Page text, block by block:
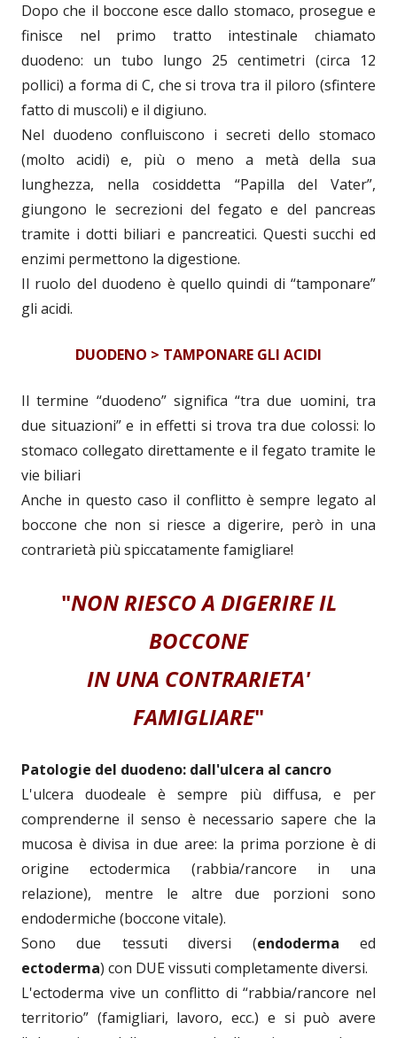
Dopo che il boccone esce dallo stomaco, prosegue e
finisce nel primo tratto intestinale chiamato
duodeno: un tubo lungo 25 centimetri (circa 12
pollici) a forma di C, che si trova tra il piloro (sfintere
fatto di muscoli) e il digiuno.
Nel duodeno confluiscono i secreti dello stomaco
(molto acidi) e, più o meno a metà della sua
lunghezza, nella cosiddetta “Papilla del Vater”,
giungono le secrezioni del fegato e del pancreas
tramite i dotti biliari e pancreatici. Questi succhi ed
enzimi permettono la digestione.
Il ruolo del duodeno è quello quindi di “tamponare”
gli acidi.
DUODENO > TAMPONARE GLI ACIDI
Il termine “duodeno” significa “tra due uomini, tra
due situazioni” e in effetti si trova tra due colossi: lo
stomaco collegato direttamente e il fegato tramite le
vie biliari
Anche in questo caso il conflitto è sempre legato al
boccone che non si riesce a digerire, però in una
contrarietà più spiccatamente famigliare!
"NON RIESCO A DIGERIRE IL
BOCCONE
IN UNA CONTRARIETA'
FAMIGLIARE"
Patologie del duodeno: dall'ulcera al cancro
L'ulcera duodeale è sempre più diffusa, e per
comprenderne il senso è necessario sapere che la
mucosa è divisa in due aree: la prima porzione è di
origine ectodermica (rabbia/rancore in una
relazione), mentre le altre due porzioni sono
endodermiche (boccone vitale).
Sono due tessuti diversi (endoderma ed
ectoderma) con DUE vissuti completamente diversi.
L'ectoderma vive un conflitto di “rabbia/rancore nel
territorio” (famigliari, lavoro, ecc.) e si può avere